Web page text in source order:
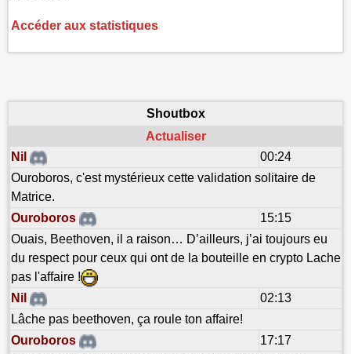
Accéder aux statistiques
Shoutbox
Actualiser
Nil
00:24
Ouroboros, c'est mystérieux cette validation solitaire de
Matrice.
Ouroboros
15:15
Ouais, Beethoven, il a raison… D’ailleurs, j’ai toujours eu
du respect pour ceux qui ont de la bouteille en crypto Lache
pas l'affaire !
Nil
02:13
Lâche pas beethoven, ça roule ton affaire!
Ouroboros
17:17